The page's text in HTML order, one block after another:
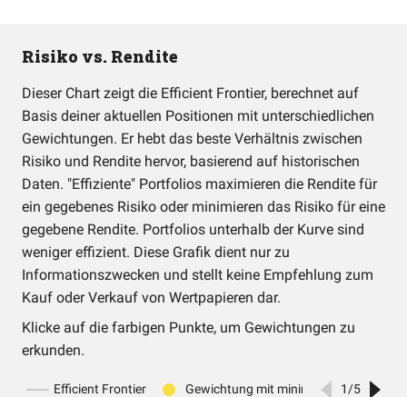
Risiko vs. Rendite
Dieser Chart zeigt die Efficient Frontier, berechnet auf
Basis deiner aktuellen Positionen mit unterschiedlichen
Gewichtungen. Er hebt das beste Verhältnis zwischen
Risiko und Rendite hervor, basierend auf historischen
Daten. "Effiziente" Portfolios maximieren die Rendite für
ein gegebenes Risiko oder minimieren das Risiko für eine
gegebene Rendite. Portfolios unterhalb der Kurve sind
weniger effizient. Diese Grafik dient nur zu
Informationszwecken und stellt keine Empfehlung zum
Kauf oder Verkauf von Wertpapieren dar.
Klicke auf die farbigen Punkte, um Gewichtungen zu
erkunden.